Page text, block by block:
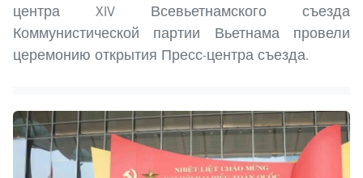
центра XIV Всевьетнамского съезда
Коммунистической партии Вьетнама провели
церемонию открытия Пресс-центра съезда.